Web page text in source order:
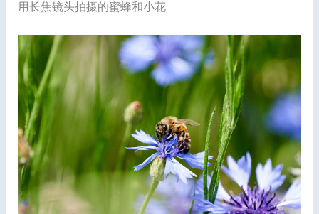
用长焦镜头拍摄的蜜蜂和小花